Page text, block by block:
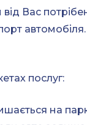
Вас
послуг:
на